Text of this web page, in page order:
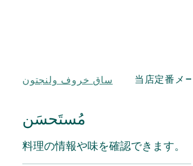
مُستَحسَن
料理の情報や味を確認できます。
ساق خروف ولنجتون 当店定番メ